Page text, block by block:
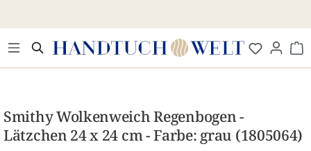
Smithy Wolkenweich Regenbogen -
Lätzchen 24 x 24 cm - Farbe: grau (1805064)